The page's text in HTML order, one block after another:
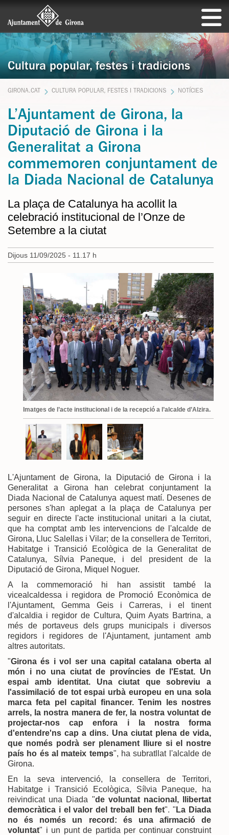
Cultura popular, festes i tradicions
GIRONA.CAT CULTURA POPULAR, FESTES I TRADICIONS NOTÍCIES
L’Ajuntament de Girona, la
Diputació de Girona i la
Generalitat a Girona
commemoren conjuntament de
la Diada Nacional de Catalunya
La plaça de Catalunya ha acollit la
celebració institucional de l’Onze de
Setembre a la ciutat
Dijous 11/09/2025 - 11.17 h
Imatges de l’acte institucional i de la recepció a l’alcalde d’Alzira.
L'Ajuntament de Girona, la Diputació de Girona i la
Generalitat a Girona han celebrat conjuntament la
Diada Nacional de Catalunya aquest matí. Desenes de
persones s'han aplegat a la plaça de Catalunya per
seguir en directe l'acte institucional unitari a la ciutat,
que ha comptat amb les intervencions de l'alcalde de
Girona, Lluc Salellas i Vilar; de la consellera de Territori,
Habitatge i Transició Ecològica de la Generalitat de
Catalunya, Sílvia Paneque, i del president de la
Diputació de Girona, Miquel Noguer.
A la commemoració hi han assistit també la
vicealcaldessa i regidora de Promoció Econòmica de
l'Ajuntament, Gemma Geis i Carreras, i el tinent
d'alcaldia i regidor de Cultura, Quim Ayats Bartrina, a
més de portaveus dels grups municipals i diversos
regidors i regidores de l'Ajuntament, juntament amb
altres autoritats.
"Girona és i vol ser una capital catalana oberta al
món i no una ciutat de províncies de l'Estat. Un
espai amb identitat. Una ciutat que sobreviu a
l'assimilació de tot espai urbà europeu en una sola
marca feta pel capital financer. Tenim les nostres
arrels, la nostra manera de fer, la nostra voluntat de
projectar-nos cap enfora i la nostra forma
d'entendre'ns cap a dins. Una ciutat plena de vida,
que només podrà ser plenament lliure si el nostre
país ho és al mateix temps", ha subratllat l'alcalde de
Girona.
En la seva intervenció, la consellera de Territori,
Habitatge i Transició Ecològica, Sílvia Paneque, ha
reivindicat una Diada "de voluntat nacional, llibertat
democràtica i el valor del treball ben fet". " La Diada
no és només un record: és una afirmació de
voluntat" i un punt de partida per continuar construint